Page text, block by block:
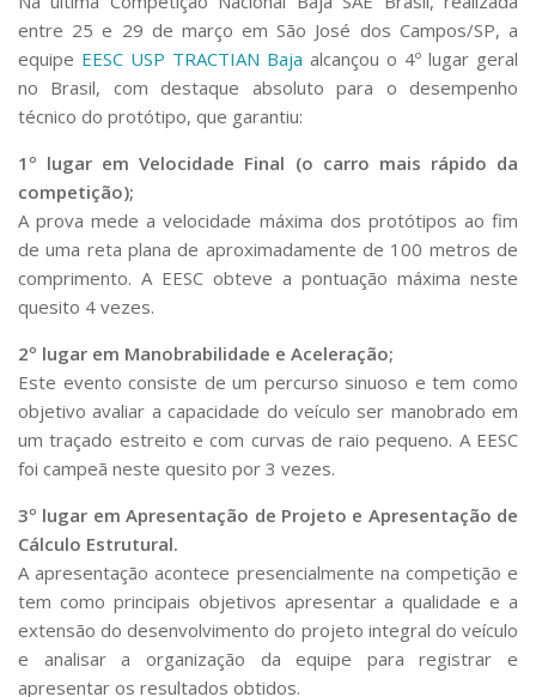
Serviços
Apoio ao Estudante
Segurança, Trânsito e Prevenção
RH, Administrativo e Financeiro
Comunicação
Assessorias e Mídias
Aplicativos e Sites
Jornal da USP
Defesa de Teses
entre 25 e 29 de março em São José dos Campos/SP, a
equipe EESC USP TRACTIAN Baja alcançou o 4º lugar geral
no Brasil, com destaque absoluto para o desempenho
técnico do protótipo, que garantiu:
1º lugar em Velocidade Final (o carro mais rápido da
competição);
A prova mede a velocidade máxima dos protótipos ao fim
de uma reta plana de aproximadamente de 100 metros de
comprimento. A EESC obteve a pontuação máxima neste
quesito 4 vezes.
2º lugar em Manobrabilidade e Aceleração;
Este evento consiste de um percurso sinuoso e tem como
objetivo avaliar a capacidade do veículo ser manobrado em
um traçado estreito e com curvas de raio pequeno. A EESC
foi campeã neste quesito por 3 vezes.
3º lugar em Apresentação de Projeto e Apresentação de
Cálculo Estrutural.
A apresentação acontece presencialmente na competição e
tem como principais objetivos apresentar a qualidade e a
extensão do desenvolvimento do projeto integral do veículo
e analisar a organização da equipe para registrar e
apresentar os resultados obtidos.